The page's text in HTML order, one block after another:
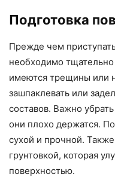
Подготовка
Прежде чем
необходимо тщательно
имеются трещины или
зашпаклевать или
составов. Важно
они плохо держатся.
сухой и прочной.
грунтовкой, которая
поверхностью.